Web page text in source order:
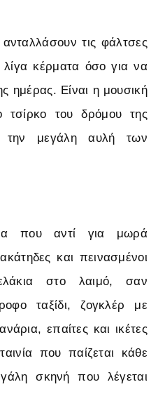
τις φάλτσες
κέρματα όσο για να
ημέρας. Είναι η μουσική
τσίρκο του δρόμου της
την μεγάλη αυλή των
που αντί για μωρά
και πεινασμένοι
στο λαιμό, σαν
ταξίδι, ζογκλέρ με
επαίτες και ικέτες
που παίζεται κάθε
σκηνή που λέγεται